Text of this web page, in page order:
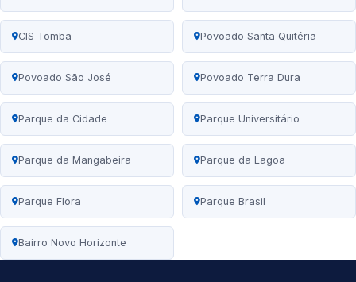
CIS Tomba Povoado Santa Quitéria
Povoado São José Povoado Terra Dura
Parque da Cidade Parque Universitário
Parque da Mangabeira Parque da Lagoa
Parque Flora Parque Brasil
Bairro Novo Horizonte